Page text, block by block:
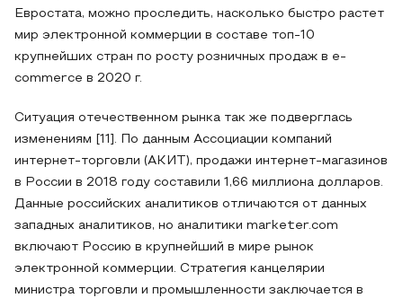
Евростата, можно проследить, насколько быстро растет
мир электронной коммерции в составе топ-10
крупнейших стран по росту розничных продаж в e-
commerce в 2020 г.
Ситуация отечественном рынка так же подверглась
изменениям [11]. По данным Ассоциации компаний
интернет-торговли (АКИТ), продажи интернет-магазинов
в России в 2018 году составили 1,66 миллиона долларов.
Данные российских аналитиков отличаются от данных
западных аналитиков, но аналитики marketer.com
включают Россию в крупнейший в мире рынок
электронной коммерции. Стратегия канцелярии
министра торговли и промышленности заключается в